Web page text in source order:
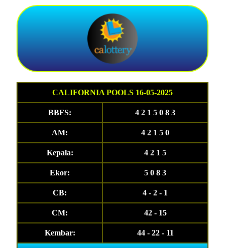
CALIFORNIA POOLS 16-05-2025
BBFS: 4 2 1 5 0 8 3
AM: 4 2 1 5 0
Kepala: 4 2 1 5
Ekor: 5 0 8 3
CB: 4 - 2 - 1
CM: 42 - 15
Kembar: 44 - 22 - 11